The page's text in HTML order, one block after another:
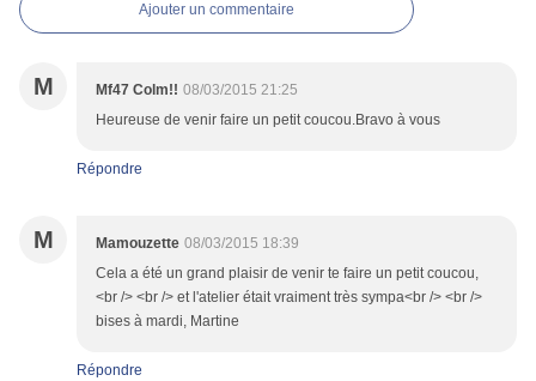
Ajouter un commentaire
M Mf47 Colm!! 08/03/2015 21:25
Heureuse de venir faire un petit coucou.Bravo à vous
Répondre
M Mamouzette 08/03/2015 18:39
Cela a été un grand plaisir de venir te faire un petit coucou,
<br /> <br /> et l'atelier était vraiment très sympa<br /> <br />
bises à mardi, Martine
Répondre